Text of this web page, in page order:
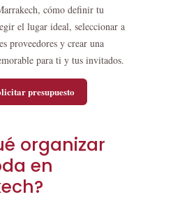
cómo definir tu
el lugar ideal, seleccionar a
proveedores y crear una
para ti y tus invitados.
presupuesto
organizar
en